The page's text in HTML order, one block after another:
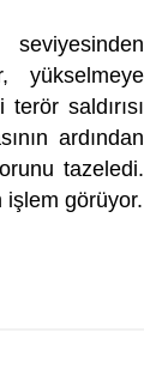
yükselmeye
saldırısı
ardından
tazeledi.
işlem görüyor.